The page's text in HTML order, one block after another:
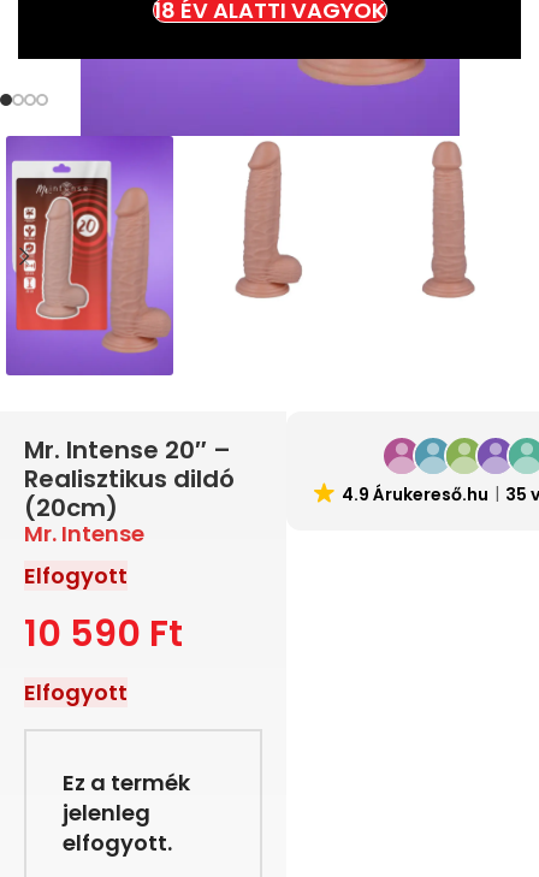
18 ÉV ALATTI VAGYOK
Mr. Intense 20″ –
Realisztikus dildó
(20cm)
Mr. Intense
Elfogyott
10 590 Ft
Elfogyott
Ez a termék
jelenleg
elfogyott.
4.9 Árukereső.hu 35